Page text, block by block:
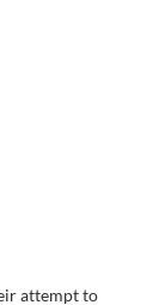
attempt to